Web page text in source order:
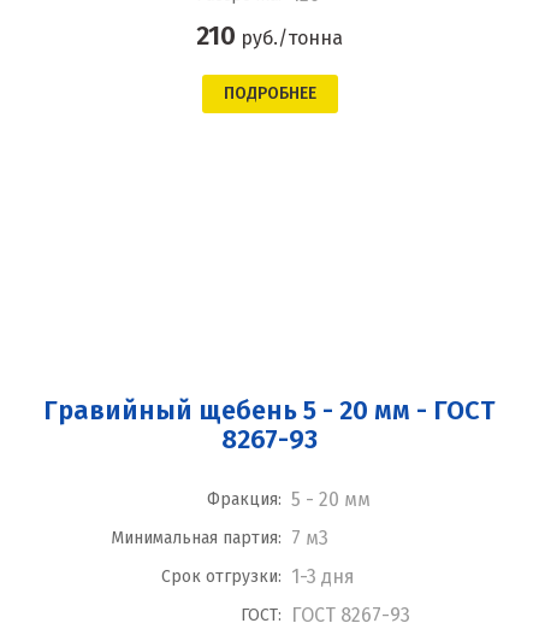
210 руб./тонна
ПОДРОБНЕЕ
Гравийный щебень 5 - 20 мм - ГОСТ
8267-93
Фракция: 5 - 20 мм
Минимальная партия: 7 м3
Срок отгрузки: 1-3 дня
ГОСТ: ГОСТ 8267-93